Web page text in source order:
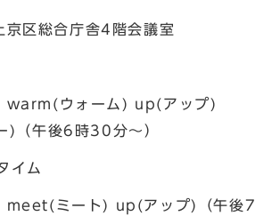
区総合庁舎4階会議室
warm(ウォーム) up(アップ)
)（午後6時30分～）
ム
meet(ミート) up(アップ)（午後7